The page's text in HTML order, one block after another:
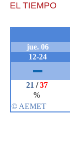
EL TIEMPO